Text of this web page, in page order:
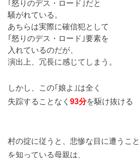
｢怒りのデス・ロード｣だと
騒がれている。
あちらは実際に確信犯として
｢怒りのデス・ロード｣要素を
入れているのだが、
演出上、冗長に感じてしまう。
しかし、この｢娘よ｣は全く
失踪することなく93分を駆け抜ける
村の掟に従うと、悲惨な目に遭うこと
を知っている母親は、